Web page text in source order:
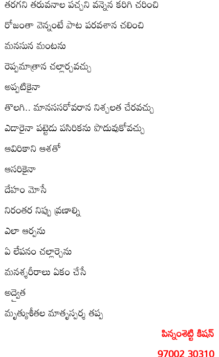
తరగని తరువనాల పచ్చని వన్నెన కరిగి చరించి
రోజంతా వెన్నంటే పాట పరవశాన చలించి
మనసున మంటను
రెప్పమాత్రాన చల్లార్చవచ్చు
అప్పటికైనా
తొలగి.. మానససరోవరాన నిశ్చలత చేరవచ్చు
ఎడారైనా పట్టెడు పసిరికను పొదువుకోవచ్చు
ఆవిరికాని ఆశతో
ఆసరికైనా
దేహం మోసే
నిరంతర నిప్పు వ్రణాల్ని
ఎలా ఆర్పను
ఏ లేపనం చల్లార్చెను
మనశ్శరీరాలు ఏకం చేసే
అద్వైత
మృత్యుశీతల మాతృస్పర్శ తప్ప
పిన్నంశెట్టి కిషన్